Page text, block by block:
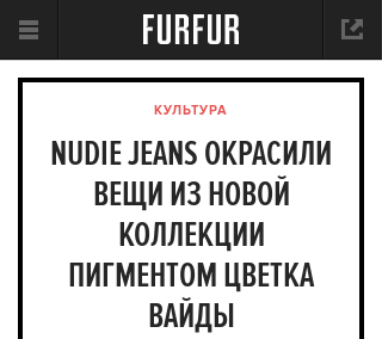
КУЛЬТУРА
NUDIE JEANS ОКРАСИЛИ
ВЕЩИ ИЗ НОВОЙ
КОЛЛЕКЦИИ
ПИГМЕНТОМ ЦВЕТКА
ВАЙДЫ